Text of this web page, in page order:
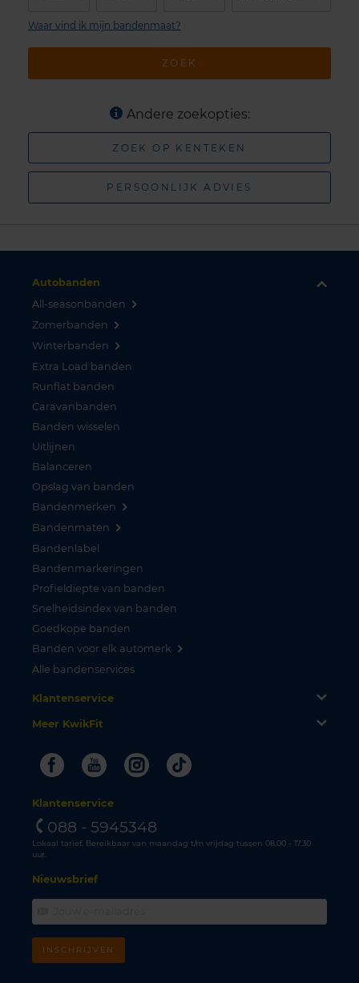
ZOEK
Waar vind ik mijn bandenmaat?
Andere zoekopties:
ZOEK OP KENTEKEN
PERSOONLIJK ADVIES
Autobanden
All-seasonbanden
Zomerbanden
Winterbanden
Extra Load banden
Runflat banden
Caravanbanden
Banden wisselen
Uitlijnen
Balanceren
Opslag van banden
Bandenmerken
Bandenmaten
Bandenlabel
Bandenmarkeringen
Profieldiepte van banden
Snelheidsindex van banden
Goedkope banden
Banden voor elk automerk
Alle bandenservices
Klantenservice
Meer KwikFit
FacebookYoutubeInstagram
Tiktok
Klantenservice
088 - 5945348
Lokaal tarief. Bereikbaar van maandag t/m vrijdag tussen 08.00 - 17.30
uur.
Nieuwsbrief
INSCHRIJVEN